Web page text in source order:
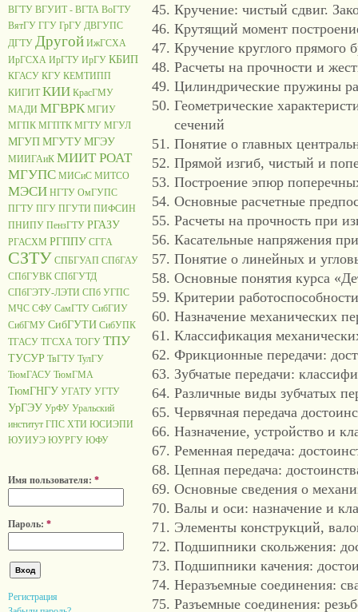
ВГТУ ВГУИТ - ВГТА ВоГТУ
ВятГУ ГГУ ГрГУ ДВГУПС
ДГТУ Другой ИжГСХА
ИрГСХА ИрГТУ ИрГУ КБИП
КГАСУ КГУ КЕМТИПП
КИГИТ КИИ КрасГМУ
МАДИ МГВРК МГИУ
МГПК МГПТК МГТУ МГУЛ
МГУПМГУТУМГЭУ
МИИГАиК МИИТ РОАТ
МГУПС МИСиС МИТСО
МЭСИ НГТУ ОмГУПС
ПГТУ ПГУ ПГУТИ ПИФСИН
ПНИПУ ПензГТУ РГАЗУ
РГАСХМ РГППУ СГГА
СЗТУ СПБГУАП СПбГАУ
СПбГУВК СПбГУТД
СПбГЭТУ-ЛЭТИ СПб УГПС
МЧС СФУ СамГТУ СибГИУ
СибГМУ СибГУТИ СибУПК
ТГАСУ ТГСХА ТОГУ ТПУ
ТУСУР ТвГТУ ТулГУ
ТюмГАСУ ТюмГМА
ТюмГНГУ УГАТУ УГТУ
УрГЭУ УрФУ Уральский
институт ГПС ХТИ ЮСИЭПИ
ЮУИУЭ ЮУРГУ ЮФУ
Имя пользователя: *
Пароль: *
Регистрация
Кручение: чистый сдвиг.
Крутящий момент
Кручение круглого
Расчеты на прочности и
Цилиндрические пружины
Геометрические
сечений
Понятие о главных
Прямой изгиб, чистый и
Построение эпюр
Основные расчетные
Расчеты на прочность при
Касательные напряжения
Понятие о линейных и
Основные понятия курса
Критерии
Назначение механических
Классификация
Фрикционные передачи:
Зубчатые передачи:
Различные виды зубчатых
Червячная передача
Назначение, устройство и
Ременная передача:
Цепная передача:
Основные сведения о
Валы и оси: назначение и
Элементы конструкций,
Подшипники скольжения:
Подшипники качения:
Неразъемные соединения:
Разъемные соединения: